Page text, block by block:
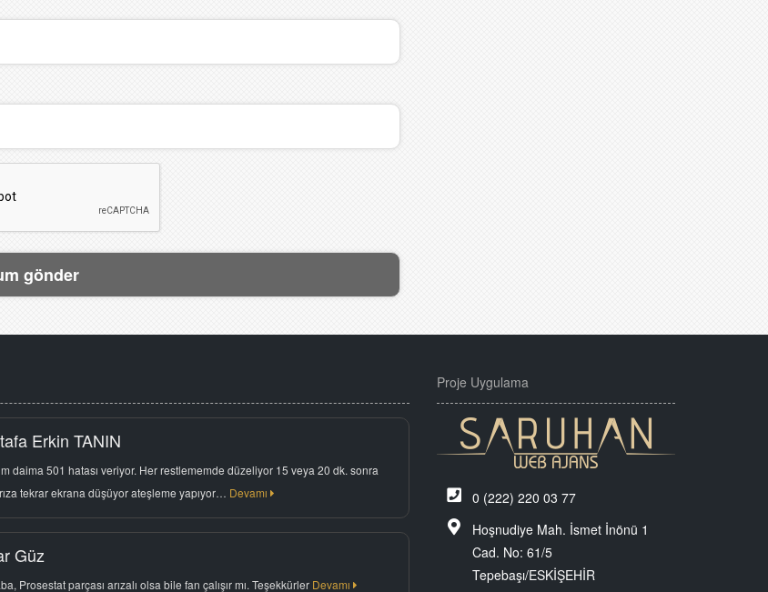
Erkin TANIN
daima 501 hatası veriyor. Her restlememde düzeliyor 15 veya 20 dk. sonra
tekrar ekrana düşüyor ateşleme yapıyor… Devamı
Güz
Prosestat parçası arızalı olsa bile fan çalışır mı. Teşekkürler Devamı
Proje Uygulama
0 (222) 220 03 77
Hoşnudiye Mah. İsmet İnönü 1
Cad. No: 61/5
Tepebaşı/ESKİŞEHİR